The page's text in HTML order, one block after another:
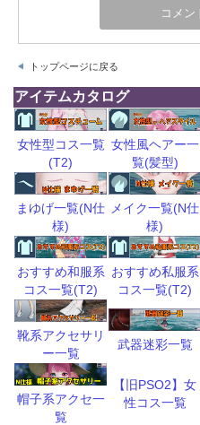
トップページに戻る
アイテムカタログ
女性型コス一覧
(T2)
女性風ヘアー一
覧(髪型)
まゆげ一覧(N仕
様)
メイク一覧(N仕
様)
おすすめ和服系
コス一覧(T2)
おすすめ私服系
コス一覧(T2)
靴系アクセサリ
ー一覧
武器迷彩一覧
帽子系アクセ一
覧
【旧PSO2】女
性コス一覧